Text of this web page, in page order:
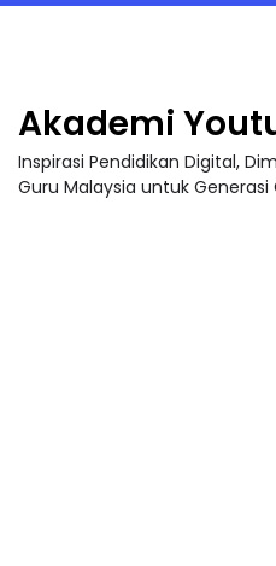
Akademi
Inspirasi Pendidikan Digital,
Guru Malaysia untuk Generasi